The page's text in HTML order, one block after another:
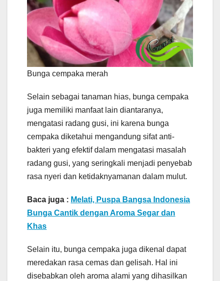
Bunga cempaka merah
Selain sebagai tanaman hias, bunga cempaka
juga memiliki manfaat lain diantaranya,
mengatasi radang gusi, ini karena bunga
cempaka diketahui mengandung sifat anti-
bakteri yang efektif dalam mengatasi masalah
radang gusi, yang seringkali menjadi penyebab
rasa nyeri dan ketidaknyamanan dalam mulut.
Baca juga : Melati, Puspa Bangsa Indonesia
Bunga Cantik dengan Aroma Segar dan
Khas
Selain itu, bunga cempaka juga dikenal dapat
meredakan rasa cemas dan gelisah. Hal ini
disebabkan oleh aroma alami yang dihasilkan